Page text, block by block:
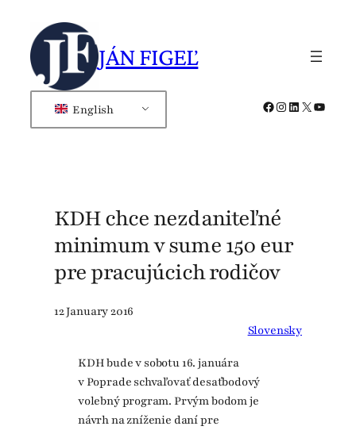
content
JÁN FIGEĽ
English Facebook
Instagram
LinkedIn
X
KDH chce nezdaniteľné
minimum v sume 150 eur
pre pracujúcich rodičov
12 January 2016
Slovensky
KDH bude v sobotu 16. januára
v Poprade schvaľovať desaťbodový
volebný program. Prvým bodom je
návrh na zníženie daní pre